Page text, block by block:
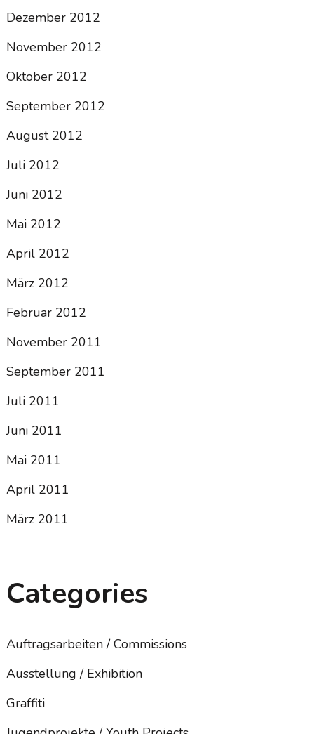
Dezember 2012
November 2012
Oktober 2012
September 2012
August 2012
Juli 2012
Juni 2012
Mai 2012
April 2012
März 2012
Februar 2012
November 2011
September 2011
Juli 2011
Juni 2011
Mai 2011
April 2011
März 2011
Categories
Auftragsarbeiten / Commissions
Ausstellung / Exhibition
Graffiti